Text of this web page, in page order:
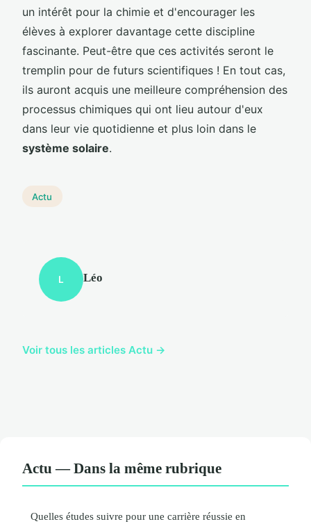
un intérêt pour la chimie et d'encourager les
élèves à explorer davantage cette discipline
fascinante. Peut-être que ces activités seront le
tremplin pour de futurs scientifiques ! En tout cas,
ils auront acquis une meilleure compréhension des
processus chimiques qui ont lieu autour d'eux
dans leur vie quotidienne et plus loin dans le
système solaire.
Actu
L Léo
Voir tous les articles Actu →
Actu — Dans la même rubrique
Quelles études suivre pour une carrière réussie en